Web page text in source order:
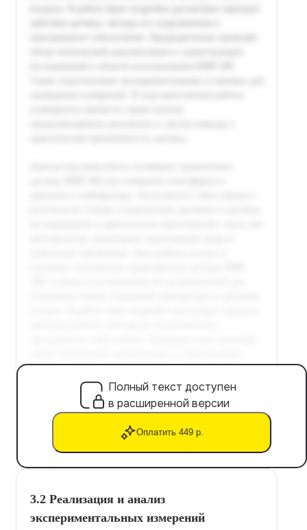
Полный текст доступен
в расширенной версии
Оплатить 449 р.
3.2 Реализация и анализ
экспериментальных измерений